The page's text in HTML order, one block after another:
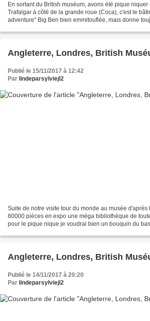
En sortant du British muséum, avons été pique
Trafalgar à côté de la grande roue (Coca), c'est le
adventure" Big Ben bien emmitouflée, mais donne
Angleterre, Londres, British
Publié le 15/11/2017 à 12:42
Par lindeparsylviejl2
Suite de notre visite tour du monde au musée
80000 pièces en expo une méga bibliothèque de
pour le pique nique je voudrai bien un bouquin du bas
Angleterre, Londres, British
Publié le 14/11/2017 à 20:20
Par lindeparsylviejl2